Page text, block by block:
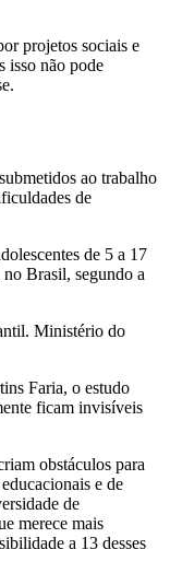
projetos sociais e
isso não pode
ao trabalho
de
de 5 a 17
Brasil, segundo a
Ministério do
Faria, o estudo
ficam invisíveis
obstáculos para
e de
de
merece mais
a 13 desses